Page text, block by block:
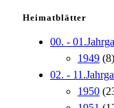
Heimatblätter
00. -
1949 (8)
02. -
1950